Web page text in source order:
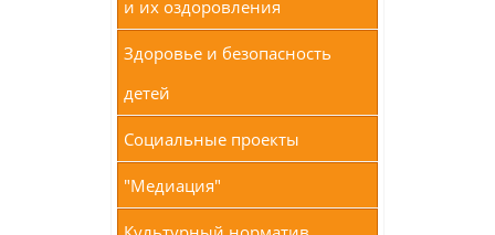
и их оздоровления
Здоровье и безопасность
детей
Социальные проекты
"Медиация"